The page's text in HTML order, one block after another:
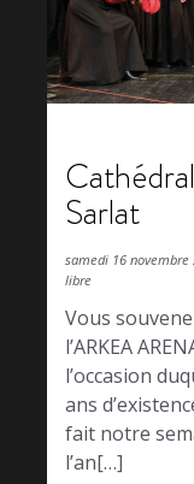
Sarlat
samedi 16 novembre
libre
Vous
l’ARKEA
l’occasion
ans
fait notre
l’an[…]